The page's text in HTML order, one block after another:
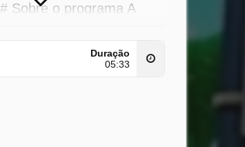
Sobre o programa A
foi transmitido pela
Duração
05:33